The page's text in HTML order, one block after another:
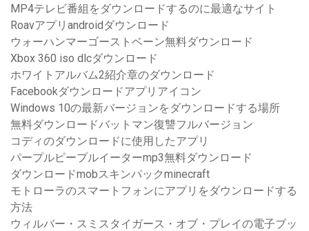
MP4テレビ番組をダウンロードするのに最適なサイト
Roavアプリandroidダウンロード
ウォーハンマーゴーストベーン無料ダウンロード
Xbox 360 iso dlcダウンロード
ホワイトアルバム2紹介章のダウンロード
Facebookダウンロードアプリアイコン
Windows 10の最新バージョンをダウンロードする場所
無料ダウンロードバットマン復讐フルバージョン
コディのダウンロードに使用したアプリ
パープルピープルイーターmp3無料ダウンロード
ダウンロードmobスキンパックminecraft
モトローラのスマートフォンにアプリをダウンロードする
方法
ウィルバー・スミスタイガース・オブ・プレイの電子ブッ